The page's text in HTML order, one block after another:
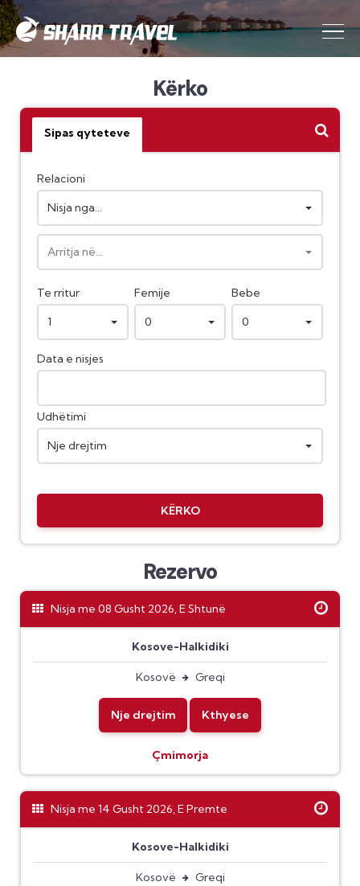
Kërko
Sipas qyteteve
Relacioni
Nisja nga...
Arritja në...
Te rritur
1
Femije
0
Bebe
0
Data e nisjes
Udhëtimi
Nje drejtim
KËRKO
Rezervo
Nisja me 08 Gusht 2026, E Shtunë
Kosove-Halkidiki
Kosovë Greqi
Nje drejtim Kthyese
Çmimorja
Nisja me 14 Gusht 2026, E Premte
Kosove-Halkidiki
Kosovë Greqi